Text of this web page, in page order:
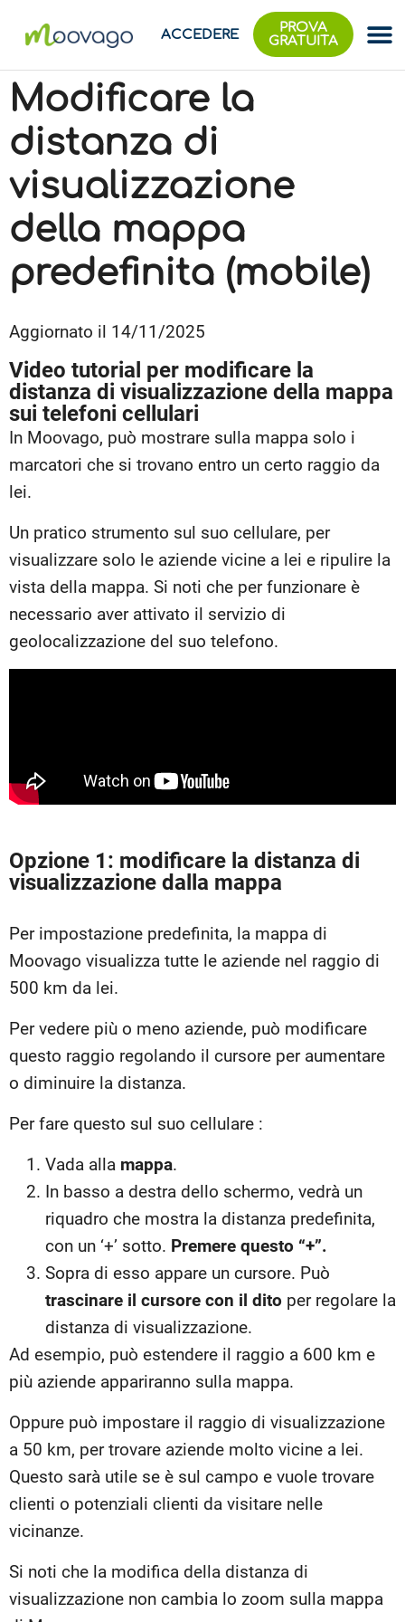
ACCEDERE
PROVA
GRATUITA
Modificare la
distanza di
visualizzazione
della mappa
predefinita (mobile)
Aggiornato il 14/11/2025
Video tutorial per modificare la
distanza di visualizzazione della mappa
sui telefoni cellulari
In Moovago, può mostrare sulla mappa solo i
marcatori che si trovano entro un certo raggio da
lei.
Un pratico strumento sul suo cellulare, per
visualizzare solo le aziende vicine a lei e ripulire la
vista della mappa. Si noti che per funzionare è
necessario aver attivato il servizio di
geolocalizzazione del suo telefono.
Opzione 1: modificare la distanza di
visualizzazione dalla mappa
Per impostazione predefinita, la mappa di
Moovago visualizza tutte le aziende nel raggio di
500 km da lei.
Per vedere più o meno aziende, può modificare
questo raggio regolando il cursore per aumentare
o diminuire la distanza.
Per fare questo sul suo cellulare :
Vada alla mappa.
In basso a destra dello schermo, vedrà un
riquadro che mostra la distanza predefinita,
con un ‘+’ sotto. Premere questo “+”.
Sopra di esso appare un cursore. Può
trascinare il cursore con il dito per regolare la
distanza di visualizzazione.
Ad esempio, può estendere il raggio a 600 km e
più aziende appariranno sulla mappa.
Oppure può impostare il raggio di visualizzazione
a 50 km, per trovare aziende molto vicine a lei.
Questo sarà utile se è sul campo e vuole trovare
clienti o potenziali clienti da visitare nelle
vicinanze.
Si noti che la modifica della distanza di
visualizzazione non cambia lo zoom sulla mappa